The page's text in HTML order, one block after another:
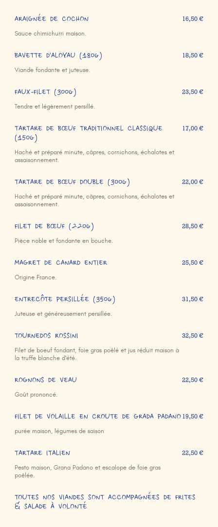
ARAIGNÉE DE COCHON
Sauce chimichurri maison.
16,50 €
BAVETTE D'ALOYAU (180g)
Viande fondante et juteuse.
18,50 €
FAUX-FILET (300g)
Tendre et légèrement persillé.
23,50 €
TARTARE DE BŒUF TRADITIONNEL CLASSIQUE
(150g)
Haché et préparé minute, câpres, cornichons, échalotes et
assaisonnement.
17,00 €
TARTARE DE BŒUF DOUBLE (300g)
Haché et préparé minute, câpres, cornichons, échalotes et
assaisonnement.
22,00 €
FILET DE BŒUF (220g)
Pièce noble et fondante en bouche.
28,50 €
MAGRET DE CANARD ENTIER
Origine France.
25,50 €
ENTRECÔTE PERSILLÉE (350g)
Juteuse et généreusement persillée.
31,50 €
TOURNEDOS ROSSINI
Filet de boeuf fondant, foie gras poêlé et jus réduit maison à
la truffe blanche d'été.
32,50 €
ROGNONS DE VEAU
Goût prononcé.
22,50 €
FILET DE VOLAILLE EN CROUTE DE GRADA PADANO
purée maison, légumes de saison
19,50 €
TARTARE ITALIEN
Pesto maison, Grana Padano et escalope de foie gras
poêlée.
22,50 €
TOUTES NOS VIANDES SONT ACCOMPAGNÉES DE FRITES
& SALADE À VOLONTÉ